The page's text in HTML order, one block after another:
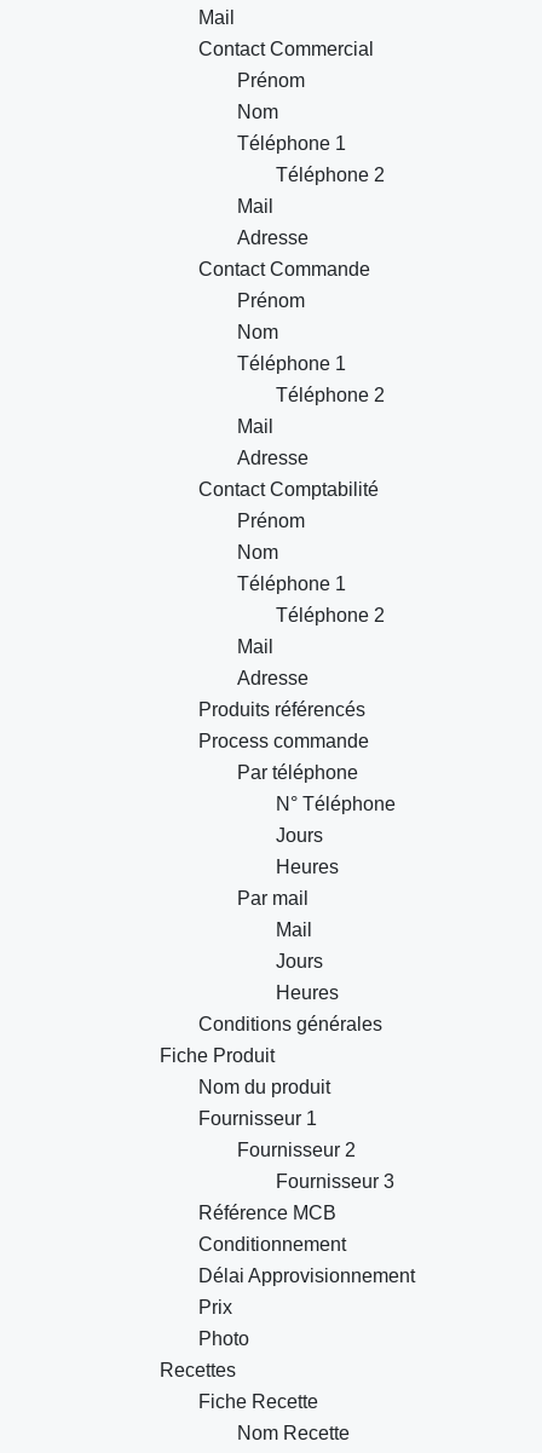
Mail
Contact Commercial
Prénom
Nom
Téléphone 1
Téléphone 2
Mail
Adresse
Contact Commande
Prénom
Nom
Téléphone 1
Téléphone 2
Mail
Adresse
Contact Comptabilité
Prénom
Nom
Téléphone 1
Téléphone 2
Mail
Adresse
Produits référencés
Process commande
Par téléphone
N° Téléphone
Jours
Heures
Par mail
Mail
Jours
Heures
Conditions générales
Fiche Produit
Nom du produit
Fournisseur 1
Fournisseur 2
Fournisseur 3
Référence MCB
Conditionnement
Délai Approvisionnement
Prix
Photo
Recettes
Fiche Recette
Nom Recette